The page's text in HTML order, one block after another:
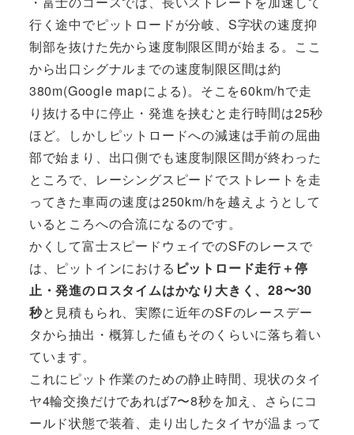
行く途中でピットロードが分岐、S字状の速度抑
制部を抜けた先から速度制限区間が始まる。ここ
から出口シグナルまでの速度制限区間は約
380m(Google mapによる)。そこを60km/hで走
り抜ける中に停止・発進を挟むと走行時間は25秒
ほど。しかしピットロードへの減速は手前の屈曲
部で始まり、出口側でも速度制限区間が終わった
ところで、レーシングスピードでストレートを走
ってきた車両の速度は250km/hを越えようとして
いるところへの合流になるのです。
かくして富士スピードウェイでのSFのレースで
は、ピットインにおける ピットロード走行＋停
止・発進のロスタイムはかなり大きく、28〜30
秒と見積もられ、実際に近年のSFのレースデー
タから抽出・概算した値もそのくらいに落ち着い
ています。
これにピット作業のための静止時間、現状のタイ
ヤ4輪交換だけであれば7〜8秒を加え、さらにコ
ールド状態で装着、走り出したタイヤが温まって